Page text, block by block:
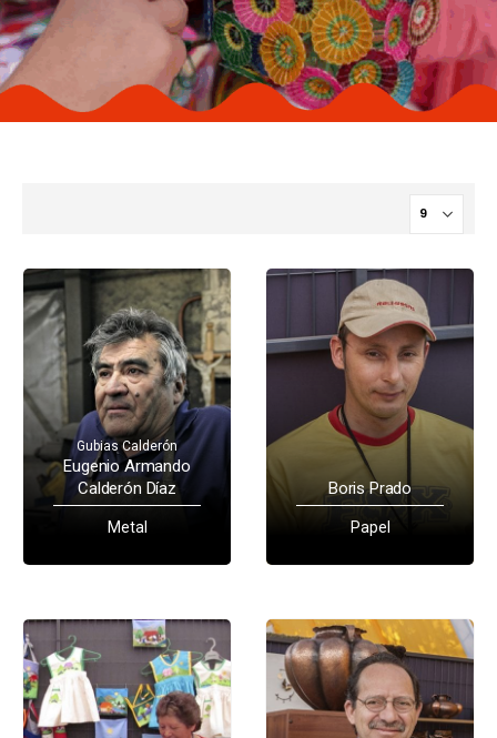
Gubias Calderón
Eugenio Armando
Calderón Díaz
Metal
Boris Prado
Papel